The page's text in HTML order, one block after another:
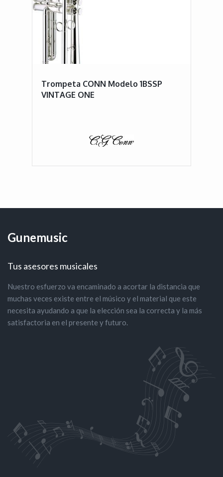
Trompeta CONN Modelo 1BSSP
VINTAGE ONE
Gunemusic
Tus asesores musicales
Nuestro esfuerzo va encaminado a acortar la distancia que
muchas veces existe entre el músico y el material que este
necesita ayudando a que la elección sea la correcta y la más
satisfactoria en el presente y futuro.